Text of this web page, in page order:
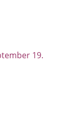
19.